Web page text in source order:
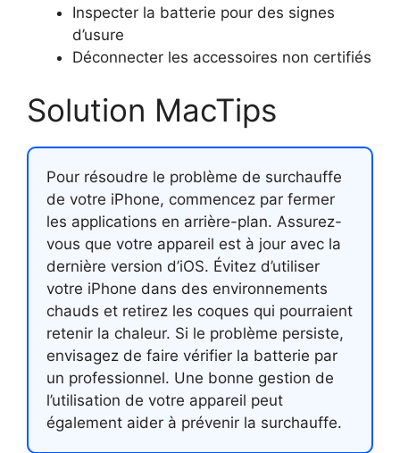
Inspecter la batterie pour des signes
d’usure
Déconnecter les accessoires non certifiés
Solution MacTips
Pour résoudre le problème de surchauffe
de votre iPhone, commencez par fermer
les applications en arrière-plan. Assurez-
vous que votre appareil est à jour avec la
dernière version d’iOS. Évitez d’utiliser
votre iPhone dans des environnements
chauds et retirez les coques qui pourraient
retenir la chaleur. Si le problème persiste,
envisagez de faire vérifier la batterie par
un professionnel. Une bonne gestion de
l’utilisation de votre appareil peut
également aider à prévenir la surchauffe.